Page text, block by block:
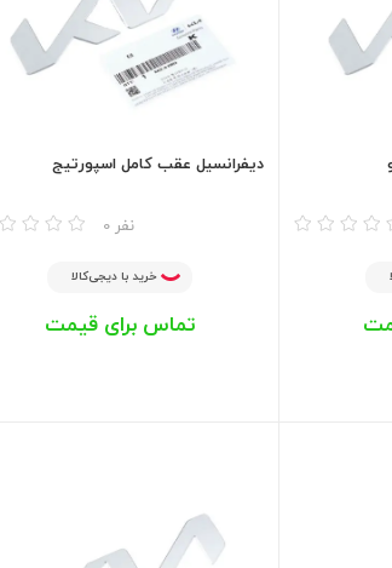
دیفرانسیل عقب کامل اسپورتیج
0 نفر
خرید با دیجی‌کالا
تماس برای قیمت